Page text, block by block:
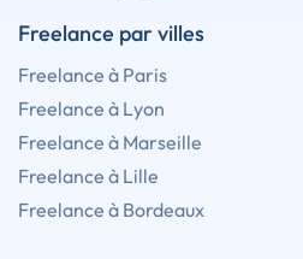
Freelance par villes
Freelance à Paris
Freelance à Lyon
Freelance à Marseille
Freelance à Lille
Freelance à Bordeaux